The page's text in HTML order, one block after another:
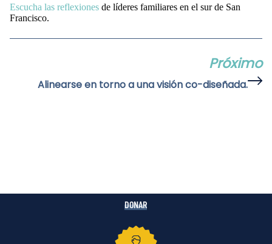
Escucha las reflexiones de líderes familiares en el sur de San
Francisco.
Próximo
Alinearse en torno a una visión co-diseñada.
DONAR